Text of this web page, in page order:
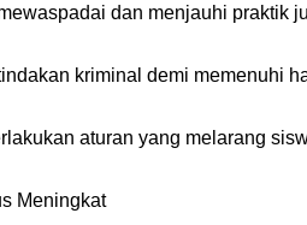
dan menjauhi praktik
kriminal demi memenuhi
aturan yang melarang
Meningkat